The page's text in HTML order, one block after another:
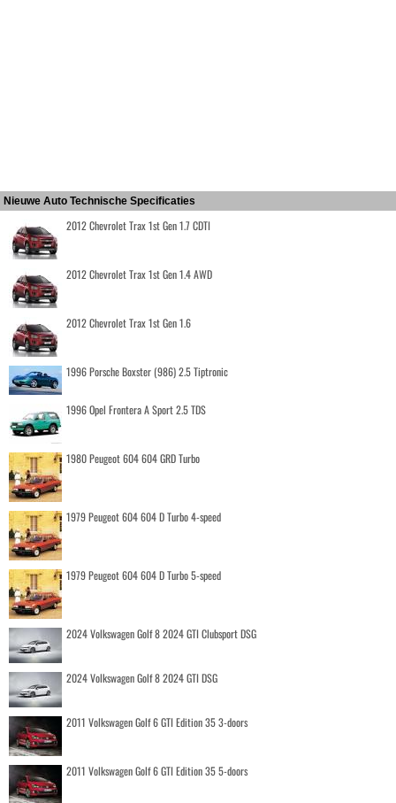
Nieuwe Auto Technische Specificaties
2012 Chevrolet Trax 1st Gen 1.7 CDTI
2012 Chevrolet Trax 1st Gen 1.4 AWD
2012 Chevrolet Trax 1st Gen 1.6
1996 Porsche Boxster (986) 2.5 Tiptronic
1996 Opel Frontera A Sport 2.5 TDS
1980 Peugeot 604 604 GRD Turbo
1979 Peugeot 604 604 D Turbo 4-speed
1979 Peugeot 604 604 D Turbo 5-speed
2024 Volkswagen Golf 8 2024 GTI Clubsport DSG
2024 Volkswagen Golf 8 2024 GTI DSG
2011 Volkswagen Golf 6 GTI Edition 35 3-doors
2011 Volkswagen Golf 6 GTI Edition 35 5-doors